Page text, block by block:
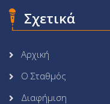
Σχετικά
Αρχική
Ο Σταθμός
Διαφήμιση